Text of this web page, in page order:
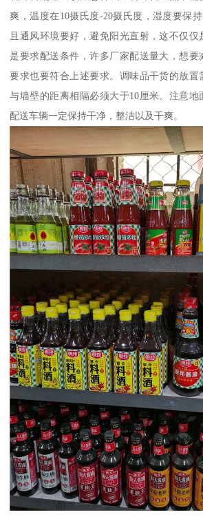
爽，温度在10摄氏度-20摄氏度，湿度要保
且通风环境要好，避免阳光直射，这不仅
是要求配送条件，许多厂家配送量大，想要
要求也要符合上述要求。调味品干货的放置
与墙壁的距离相隔必须大于10厘米。注意地
配送车辆一定保持干净，整洁以及干爽。